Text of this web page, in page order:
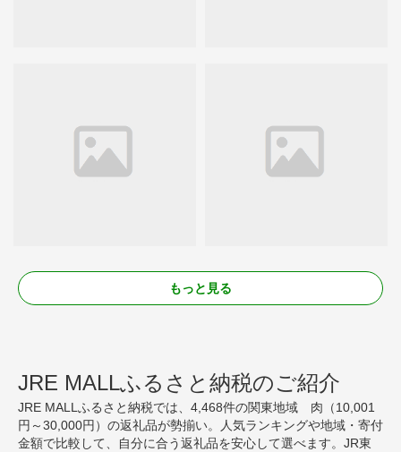
もっと見る
JRE MALLふるさと納税のご紹介
JRE MALLふるさと納税では、4,468件の関東地域 肉（10,001
円～30,000円）の返礼品が勢揃い。人気ランキングや地域・寄付
金額で比較して、自分に合う返礼品を安心して選べます。JR東